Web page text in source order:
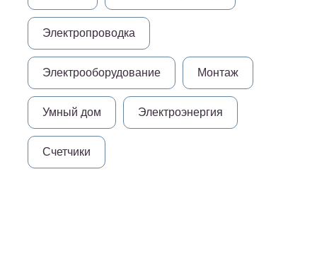
Электропроводка
Электрооборудование Монтаж
Умный дом Электроэнергия
Счетчики